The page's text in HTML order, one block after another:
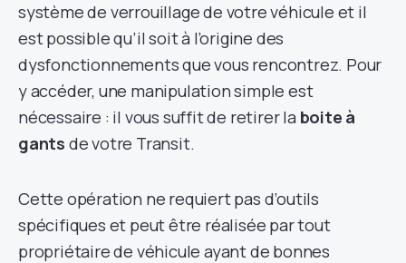
système de verrouillage de votre véhicule et il
est possible qu’il soit à l’origine des
dysfonctionnements que vous rencontrez. Pour
y accéder, une manipulation simple est
nécessaire : il vous suffit de retirer la boite à
gants de votre Transit.
Cette opération ne requiert pas d’outils
spécifiques et peut être réalisée par tout
propriétaire de véhicule ayant de bonnes